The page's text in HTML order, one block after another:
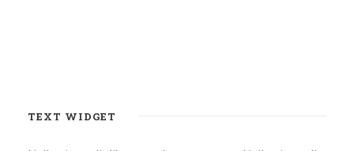
TEXT WIDGET